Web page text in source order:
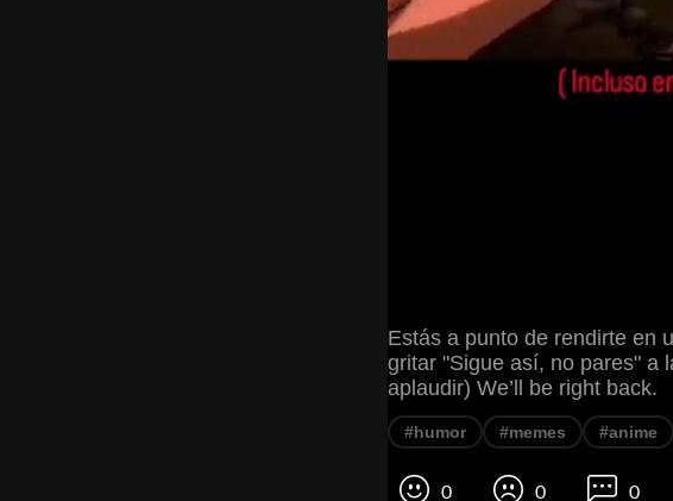
Estás a punto de rendirte en
gritar "Sigue así, no pares" a
aplaudir) We’ll be right back.
#humor #memes #anime
0 0 0